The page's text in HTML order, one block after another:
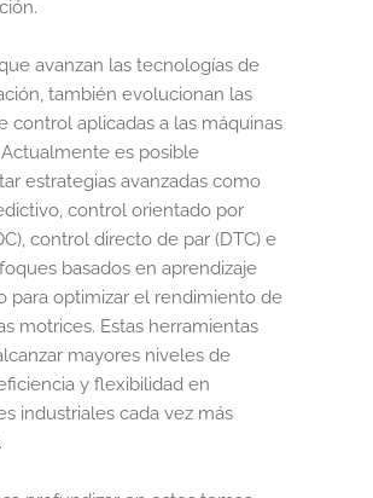
avanzan las tecnologías de
también evolucionan las
control aplicadas a las máquinas
es posible
estrategias avanzadas como
control orientado por
control directo de par (DTC) e
basados en aprendizaje
para optimizar el rendimiento de
motrices. Estas herramientas
mayores niveles de
y flexibilidad en
industriales cada vez más